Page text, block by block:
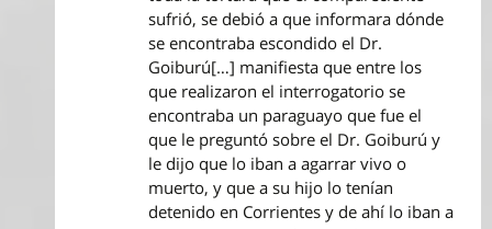
sufrió, se debió a que informara dónde
se encontraba escondido el Dr.
Goiburú[…] manifiesta que entre los
que realizaron el interrogatorio se
encontraba un paraguayo que fue el
que le preguntó sobre el Dr. Goiburú y
le dijo que lo iban a agarrar vivo o
muerto, y que a su hijo lo tenían
detenido en Corrientes y de ahí lo iban a